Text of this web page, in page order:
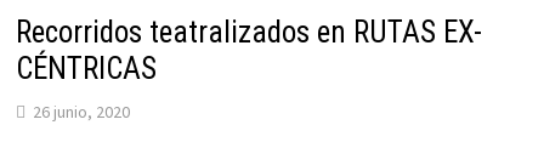
Recorridos teatralizados en RUTAS EX-
CÉNTRICAS
26 junio, 2020